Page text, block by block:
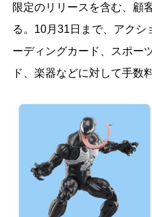
限定のリリースを含む、顧
る。10月31日まで、アクシ
ーディングカード、スポー
ド、楽器などに対して手数